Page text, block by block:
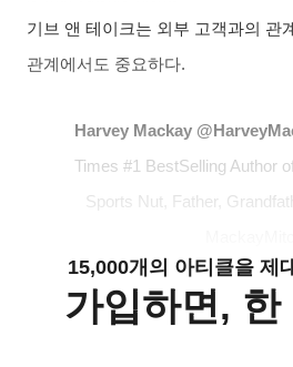
기브 앤 테이크는 외부 고객과의 관
관계에서도 중요하다.
Harvey Mackay
Times #1 BestSelling Author
Sports Nut, Father,
15,000개의 아티클을 제
가입하면, 한